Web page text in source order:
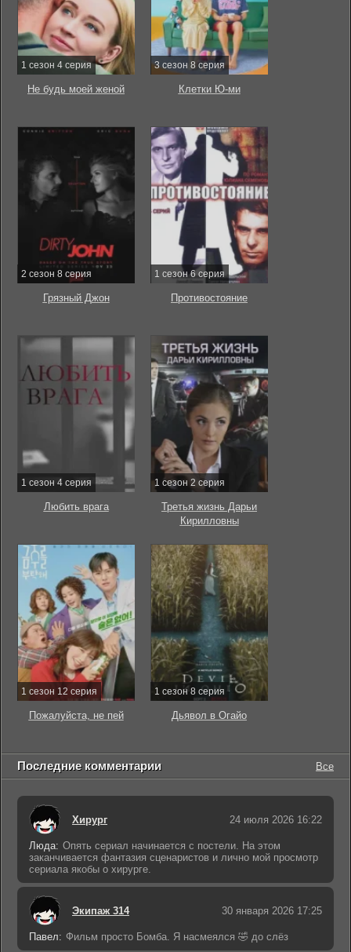
1 сезон 4 серия
Не будь моей женой
3 сезон 8 серия
Клетки Ю-ми
2 сезон 8 серия
Грязный Джон
1 сезон 6 серия
Противостояние
1 сезон 4 серия
Любить врага
1 сезон 2 серия
Третья жизнь Дарьи
Кирилловны
1 сезон 12 серия
Пожалуйста, не пей
1 сезон 8 серия
Дьявол в Огайо
Последние комментарии Все
Хирург 24 июля 2026 16:22
Люда: Опять сериал начинается с постели. На этом
заканчивается фантазия сценаристов и лично мой просмотр
сериала якобы о хирурге.
Экипаж 314 30 января 2026 17:25
Павел: Фильм просто Бомба. Я насмеялся 🤣 до слёз